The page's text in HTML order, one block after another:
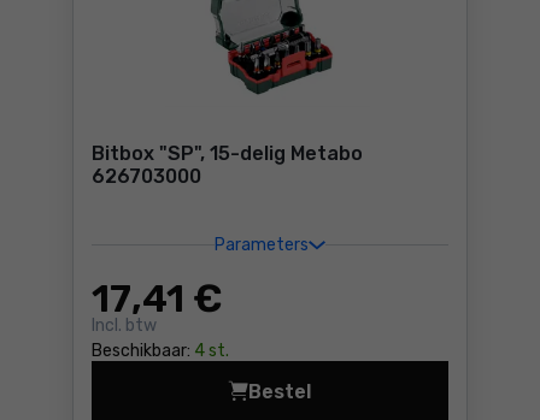
Bitbox "SP", 15-delig Metabo
626703000
Parameters
17,41 €
Incl. btw
Beschikbaar: 4 st.
Bestel
Bitbox "SP", 15-delig